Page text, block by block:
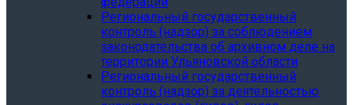
Региональный государственный
контроль (надзор) за соблюдением
законодательства об архивном деле на
территории Ульяновской области
Региональный государственный
контроль (надзор) за деятельностью